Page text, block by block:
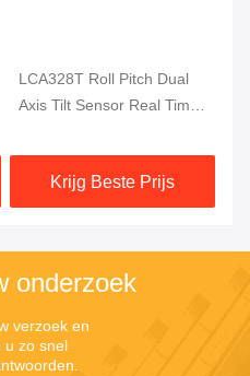
LCA328T Roll Pitch Dual
Axis Tilt Sensor Real Time
kantelmeter
Krijg Beste Prijs
onderzoek
verzoek en
u zo snel